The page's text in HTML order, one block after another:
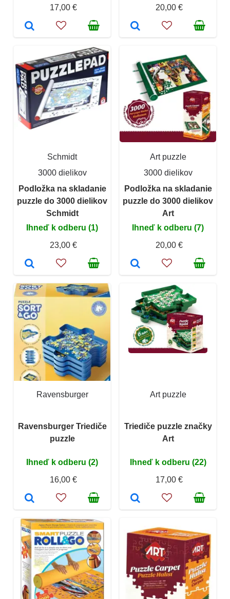
17,00 € 20,00 €
Schmidt
3000 dielikov
Podložka na skladanie
puzzle do 3000 dielikov
Schmidt
Ihneď k odberu (1)
23,00 €
Art puzzle
3000 dielikov
Podložka na skladanie
puzzle do 3000 dielikov
Art
Ihneď k odberu (7)
20,00 €
Ravensburger
Ravensburger Triediče
puzzle
Ihneď k odberu (2)
16,00 €
Art puzzle
Triediče puzzle značky
Art
Ihneď k odberu (22)
17,00 €